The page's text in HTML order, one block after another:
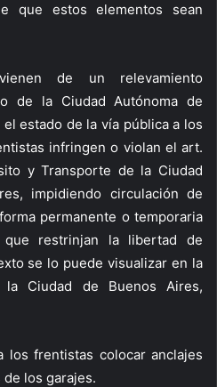
que estos elementos sean
de un relevamiento
de la Ciudad Autónoma de
estado de la vía pública a los
infringen o violan el art.
y Transporte de la Ciudad
impidiendo circulación de
permanente o temporaria
restrinjan la libertad de
se lo puede visualizar en la
Ciudad de Buenos Aires,
los frentistas colocar anclajes
los garajes.